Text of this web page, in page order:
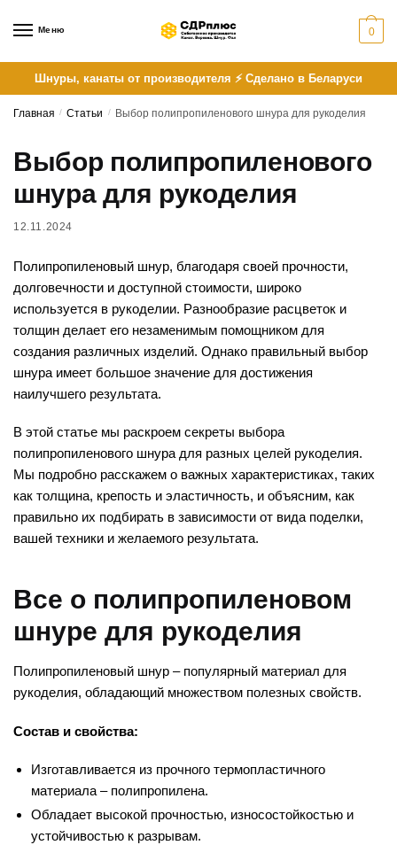
Меню 0
Шнуры, канаты от производителя ⚡ Сделано в Беларуси
Главная / Статьи / Выбор полипропиленового шнура для рукоделия
Выбор полипропиленового
шнура для рукоделия
12.11.2024
Полипропиленовый шнур, благодаря своей прочности,
долговечности и доступной стоимости, широко
используется в рукоделии. Разнообразие расцветок и
толщин делает его незаменимым помощником для
создания различных изделий. Однако правильный выбор
шнура имеет большое значение для достижения
наилучшего результата.
В этой статье мы раскроем секреты выбора
полипропиленового шнура для разных целей рукоделия.
Мы подробно расскажем о важных характеристиках, таких
как толщина, крепость и эластичность, и объясним, как
правильно их подбирать в зависимости от вида поделки,
вашей техники и желаемого результата.
Все о полипропиленовом
шнуре для рукоделия
Полипропиленовый шнур – популярный материал для
рукоделия, обладающий множеством полезных свойств.
Состав и свойства:
Изготавливается из прочного термопластичного
материала – полипропилена.
Обладает высокой прочностью, износостойкостью и
устойчивостью к разрывам.